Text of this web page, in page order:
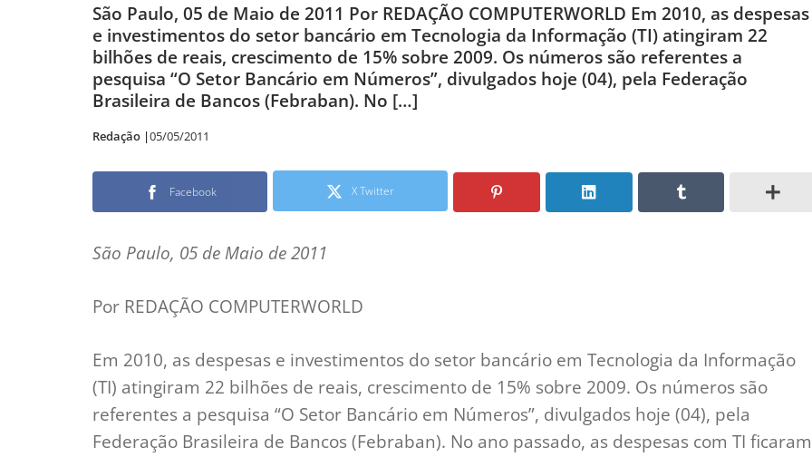
São Paulo, 05 de Maio de 2011 Por REDAÇÃO COMPUTERWORLD Em 2010, as despesas
e investimentos do setor bancário em Tecnologia da Informação (TI) atingiram 22
bilhões de reais, crescimento de 15% sobre 2009. Os números são referentes a
pesquisa “O Setor Bancário em Números”, divulgados hoje (04), pela Federação
Brasileira de Bancos (Febraban). No […]
Redação |05/05/2011
Facebook X Twitter
São Paulo, 05 de Maio de 2011
Por REDAÇÃO COMPUTERWORLD
Em 2010, as despesas e investimentos do setor bancário em Tecnologia da Informação
(TI) atingiram 22 bilhões de reais, crescimento de 15% sobre 2009. Os números são
referentes a pesquisa “O Setor Bancário em Números”, divulgados hoje (04), pela
Federação Brasileira de Bancos (Febraban). No ano passado, as despesas com TI ficaram